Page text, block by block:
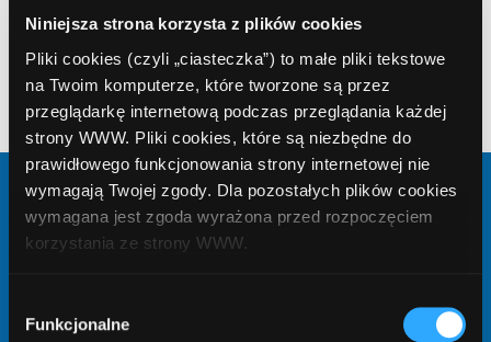
Niniejsza strona korzysta z plików cookies
Pliki cookies (czyli „ciasteczka”) to małe pliki tekstowe
na Twoim komputerze, które tworzone są przez
przeglądarkę internetową podczas przeglądania każdej
strony WWW. Pliki cookies, które są niezbędne do
prawidłowego funkcjonowania strony internetowej nie
wymagają Twojej zgody. Dla pozostałych plików cookies
wymagana jest zgoda wyrażona przed rozpoczęciem
korzystania ze strony WWW.
formy korzystania z plików cookies. Więcej:
Polityka
zgody
Funkcjonalne
Kwota
Liczba rat